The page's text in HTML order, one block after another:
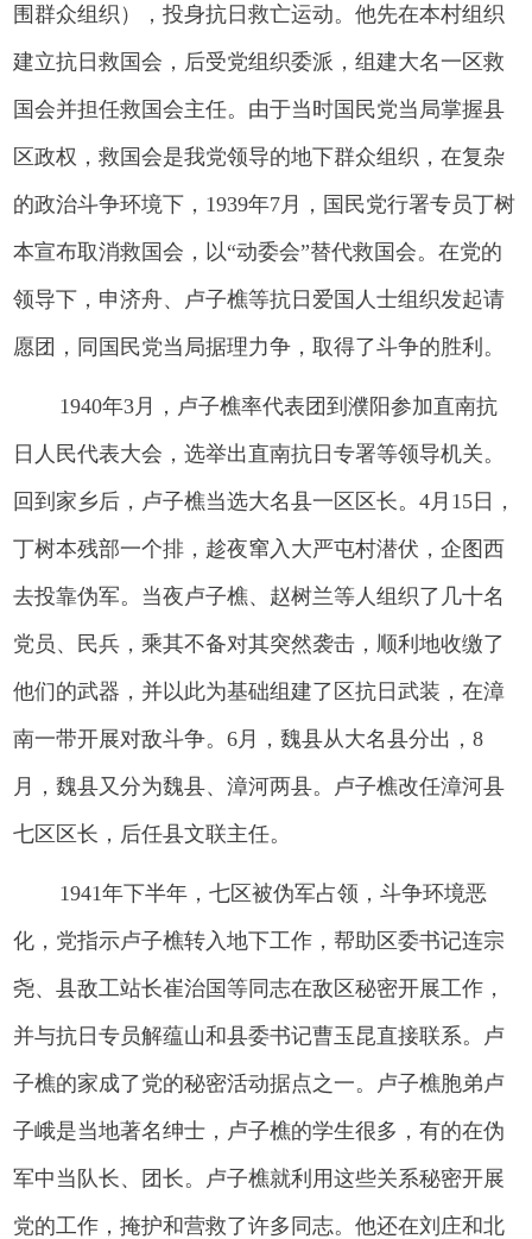
围群众组织），投身抗日救亡运动。他先在本村组织
建立抗日救国会，后受党组织委派，组建大名一区救
国会并担任救国会主任。由于当时国民党当局掌握县
区政权，救国会是我党领导的地下群众组织，在复杂
的政治斗争环境下，1939年7月，国民党行署专员丁树
本宣布取消救国会，以“动委会”替代救国会。在党的
领导下，申济舟、卢子樵等抗日爱国人士组织发起请
愿团，同国民党当局据理力争，取得了斗争的胜利。
1940年3月，卢子樵率代表团到濮阳参加直南抗
日人民代表大会，选举出直南抗日专署等领导机关。
回到家乡后，卢子樵当选大名县一区区长。4月15日，
丁树本残部一个排，趁夜窜入大严屯村潜伏，企图西
去投靠伪军。当夜卢子樵、赵树兰等人组织了几十名
党员、民兵，乘其不备对其突然袭击，顺利地收缴了
他们的武器，并以此为基础组建了区抗日武装，在漳
南一带开展对敌斗争。6月，魏县从大名县分出，8
月，魏县又分为魏县、漳河两县。卢子樵改任漳河县
七区区长，后任县文联主任。
1941年下半年，七区被伪军占领，斗争环境恶
化，党指示卢子樵转入地下工作，帮助区委书记连宗
尧、县敌工站长崔治国等同志在敌区秘密开展工作，
并与抗日专员解蕴山和县委书记曹玉昆直接联系。卢
子樵的家成了党的秘密活动据点之一。卢子樵胞弟卢
子峨是当地著名绅士，卢子樵的学生很多，有的在伪
军中当队长、团长。卢子樵就利用这些关系秘密开展
党的工作，掩护和营救了许多同志。他还在刘庄和北